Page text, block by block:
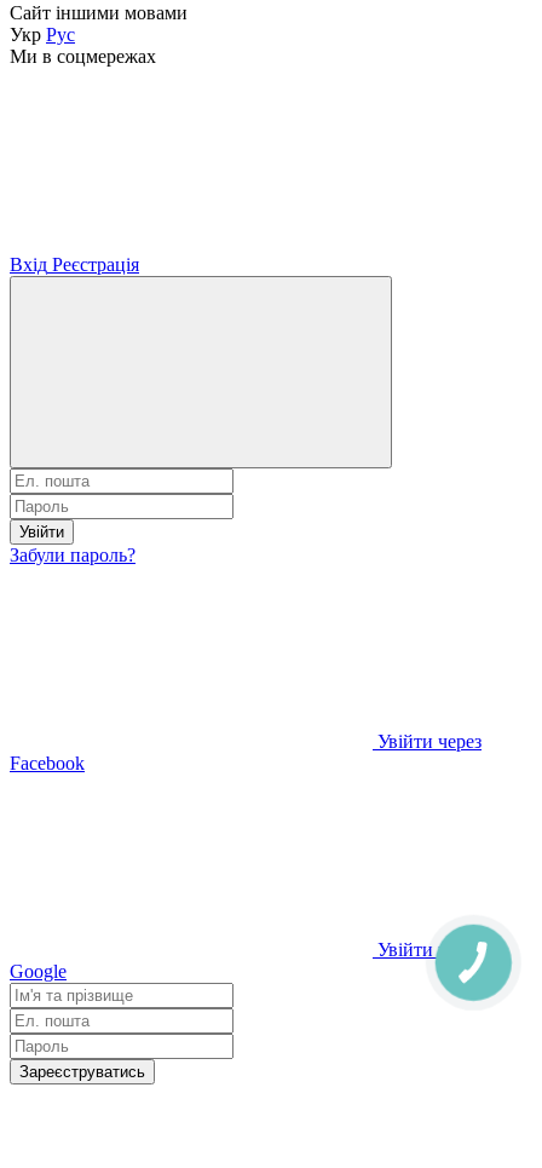
Сайт іншими мовами
Укр Рус
Ми в соцмережах
Вхід Реєстрація
Увійти
Забули пароль?
Увійти через
Facebook
Увійти через
Google
Зареєструватись